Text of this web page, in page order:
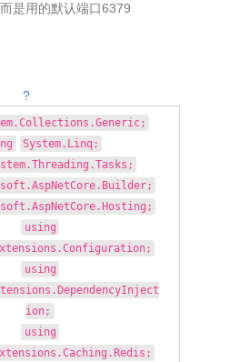
是用的默认端口6379
?
System.Linq;
using
using
ion;
using